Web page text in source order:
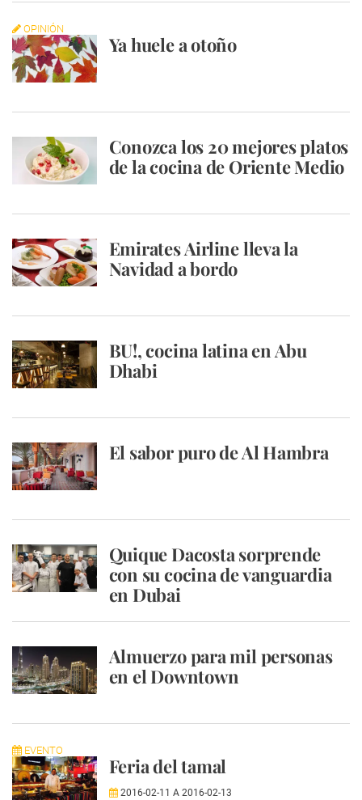
OPINIÓN
Ya huele a otoño
Conozca los 20 mejores platos
de la cocina de Oriente Medio
Emirates Airline lleva la
Navidad a bordo
BU!, cocina latina en Abu
Dhabi
El sabor puro de Al Hambra
Quique Dacosta sorprende
con su cocina de vanguardia
en Dubai
Almuerzo para mil personas
en el Downtown
EVENTO
Feria del tamal
2016-02-11 A 2016-02-13